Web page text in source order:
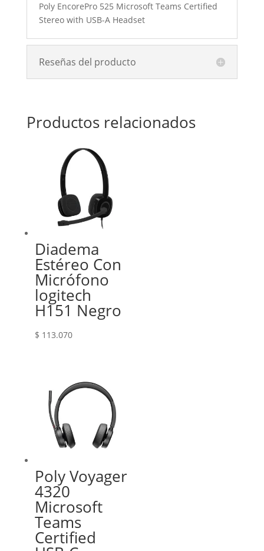
Poly EncorePro 525 Microsoft Teams Certified
Stereo with USB-A Headset
Reseñas del producto
Productos relacionados
Diadema
Estéreo Con
Micrófono
logitech
H151 Negro
$ 113.070
Poly Voyager
4320
Microsoft
Teams
Certified